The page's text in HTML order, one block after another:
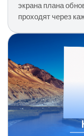
экрана плана
проходят через